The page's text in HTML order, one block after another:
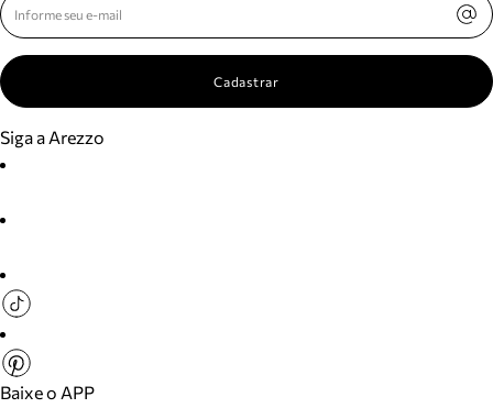
Cadastrar
Siga a Arezzo
Baixe o APP